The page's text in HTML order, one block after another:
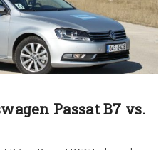
Passat B7 vs.